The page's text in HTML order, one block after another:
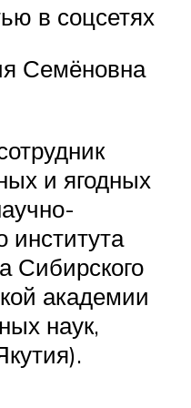
в соцсетях
Семёновна
и ягодных
института
Сибирского
академии
наук,